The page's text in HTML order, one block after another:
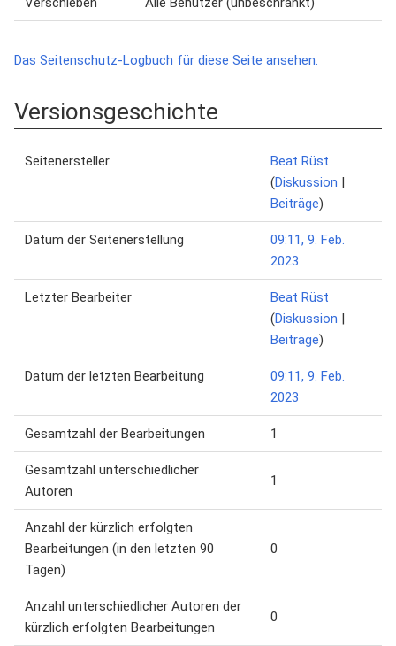
Das Seitenschutz-Logbuch für diese Seite ansehen.
Versionsgeschichte
Seitenersteller
Beat Rüst
(Diskussion |
Beiträge)
Datum der Seitenerstellung
09:11, 9. Feb.
2023
Letzter Bearbeiter
Beat Rüst
(Diskussion |
Beiträge)
Datum der letzten Bearbeitung
09:11, 9. Feb.
2023
Gesamtzahl der Bearbeitungen 1
Gesamtzahl unterschiedlicher
Autoren
1
Anzahl der kürzlich erfolgten
Bearbeitungen (in den letzten 90
Tagen)
0
Anzahl unterschiedlicher Autoren der
kürzlich erfolgten Bearbeitungen
0